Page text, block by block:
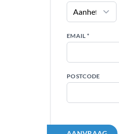
EMAIL *
POSTCODE